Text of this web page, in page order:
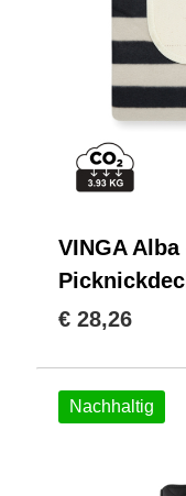
VINGA
€ 28,26
Nachhaltig